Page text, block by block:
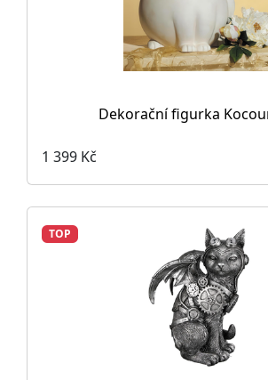
Dekorační figurka
1 399 Kč
TOP